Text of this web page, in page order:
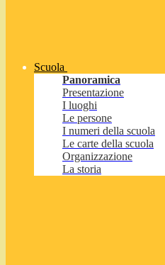
Scuola
Panoramica
Presentazione
I luoghi
Le persone
I numeri della scuola
Le carte della scuola
Organizzazione
La storia